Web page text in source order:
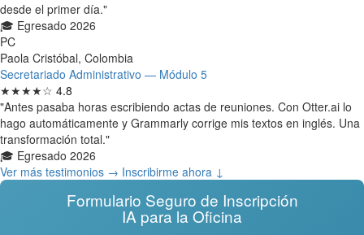
desde el primer día."
🎓 Egresado 2026
PC
Paola Cristóbal, Colombia
Secretariado Administrativo — Módulo 5
★★★★☆ 4.8
"Antes pasaba horas escribiendo actas de reuniones. Con Otter.ai lo
hago automáticamente y Grammarly corrige mis textos en inglés. Una
transformación total."
🎓 Egresado 2026
Ver más testimonios → Inscribirme ahora ↓
Formulario Seguro de Inscripción
IA para la Oficina